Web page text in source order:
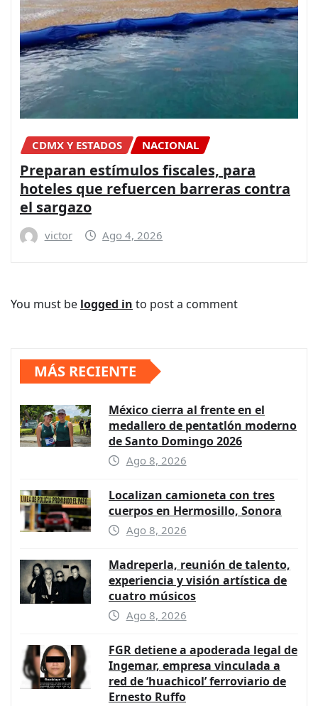
CDMX Y ESTADOS NACIONAL
Preparan estímulos fiscales, para
hoteles que refuercen barreras contra
el sargazo
victor Ago 4, 2026
You must be logged in to post a comment
MÁS RECIENTE
México cierra al frente en el
medallero de pentatlón moderno
de Santo Domingo 2026
Ago 8, 2026
Localizan camioneta con tres
cuerpos en Hermosillo, Sonora
Ago 8, 2026
Madreperla, reunión de talento,
experiencia y visión artística de
cuatro músicos
Ago 8, 2026
FGR detiene a apoderada legal de
Ingemar, empresa vinculada a
red de ‘huachicol’ ferroviario de
Ernesto Ruffo